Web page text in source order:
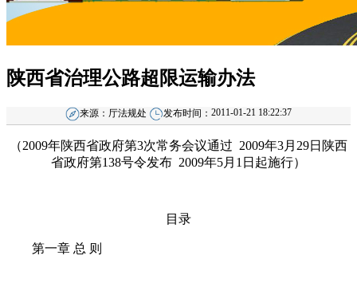
陕西省治理公路超限运输办法
来源： 厅法规处 发布时间： 2011-01-21 18:22:37
（2009年陕西省政府第3次常务会议通过 2009年3月29日陕西
省政府第138号令发布 2009年5月1日起施行）
目录
第一章 总 则